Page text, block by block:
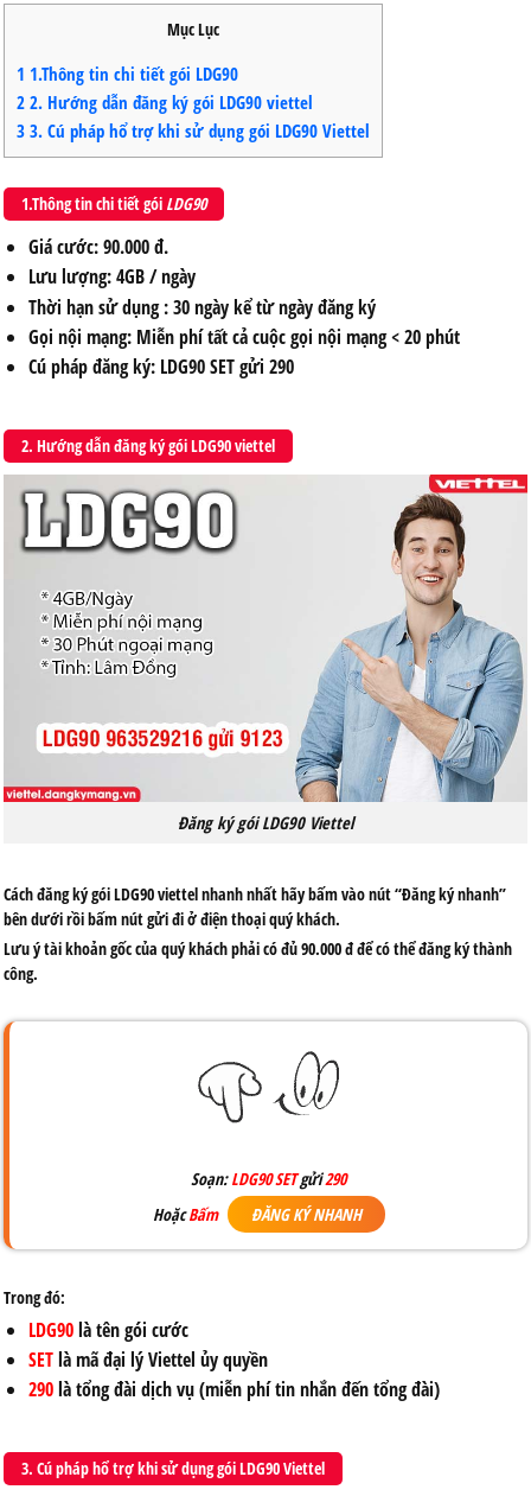
Mục Lục
1 1.Thông tin chi tiết gói LDG90
2 2. Hướng dẫn đăng ký gói LDG90 viettel
3 3. Cú pháp hổ trợ khi sử dụng gói LDG90 Viettel
1.Thông tin chi tiết gói LDG90
Giá cước: 90.000 đ.
Lưu lượng: 4GB / ngày
Thời hạn sử dụng: 30 ngày kể từ ngày đăng ký
Gọi nội mạng:Miễn phí tất cả cuộc gọi nội mạng < 20 phút
Cú pháp đăng ký: LDG90 SET gửi 290
2. Hướng dẫn đăng ký gói LDG90 viettel
Đăng ký gói LDG90 Viettel
Cách đăng ký gói LDG90 viettel nhanh nhất hãy bấm vào nút “Đăng ký nhanh”
bên dưới rồi bấm nút gửi đi ở điện thoại quý khách.
Lưu ý tài khoản gốc của quý khách phải có đủ 90.000 đ để có thể đăng ký thành
công.
Soạn:LDG90 SET gửi290
Hoặc Bấm ĐĂNG KÝ NHANH
Trong đó:
LDG90là tên gói cước
SETlà mã đại lý Viettel ủy quyền
290là tổng đài dịch vụ (miễn phí tin nhắn đến tổng đài)
3. Cú pháp hổ trợ khi sử dụng gói LDG90 Viettel